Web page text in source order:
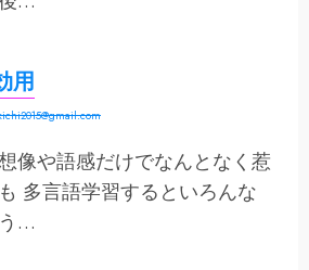
用
像や語感だけでなんとなく惹
多言語学習するといろんな
…